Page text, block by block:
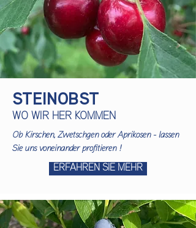
STEINOBST
WO WIR HER KOMMEN
Ob Kirschen, Zwetschgen oder Aprikosen - lassen
Sie uns voneinander profitieren !
ERFAHREN SIE MEHR